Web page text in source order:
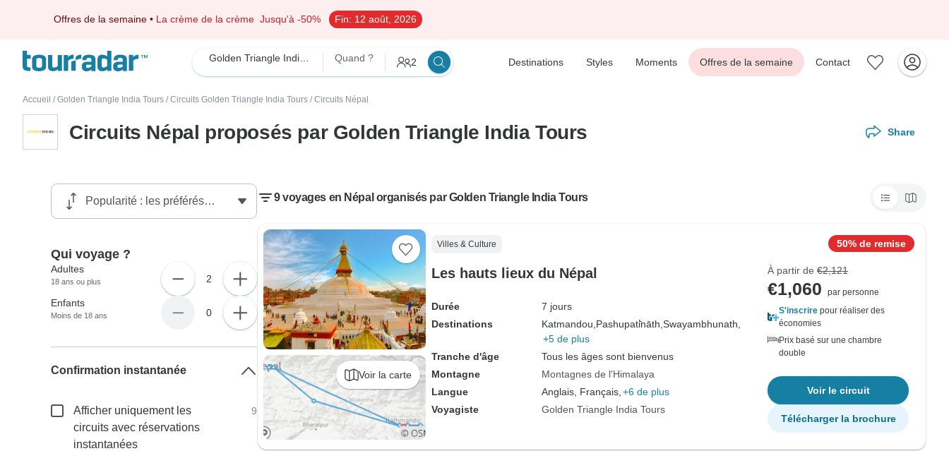
Offres de la semaine • La crème de la crème Jusqu'à -50% Fin: 12 août, 2026
Golden Triangle India Tours Quand ? 2 Destinations Styles Moments Offres de la semaine Contact
Accueil / Golden Triangle India Tours / Circuits Golden Triangle India Tours / Circuits Népal
Circuits Népal proposés par Golden Triangle India Tours Share
9 voyages en Népal organisés par Golden Triangle India Tours
Voir la carte
Villes & Culture
Les hauts lieux du Népal
Durée
7 jours
Destinations
Katmandou, Pashupati̇̄nāth, Swayambhunath,
+5 de plus
Tranche d'âge
Tous les âges sont bienvenus
Montagne
Montagnes de l'Himalaya
Langue
Anglais, Français, +6 de plus
Voyagiste
Golden Triangle India Tours
50% de remise
À partir de €2,121
€1,060
par personne
S'inscrire pour réaliser des
économies
Prix basé sur une chambre
double
Voir le circuit
Télécharger la brochure
Qui voyage ?
Adultes
18 ans ou plus 2
Enfants
Moins de 18 ans 0
Confirmation instantanée
Afficher uniquement les
circuits avec réservations
instantanées
9